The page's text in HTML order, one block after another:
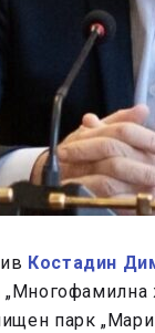
Костадин
парк